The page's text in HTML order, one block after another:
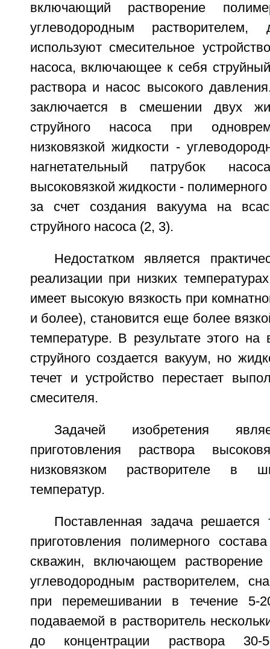
включающий растворение
углеводородным
используют смесительное
насоса, включающее к себя
раствора и насос высокого
заключается в смешении двух
струйного насоса при
низковязкой жидкости -
нагнетательный патрубок
высоковязкой жидкости -
за счет создания вакуума на
струйного насоса (2, 3).
Недостатком является
реализации при низких
имеет высокую вязкость при
и более), становится еще более
температуре. В результате этого
струйного создается вакуум, но
течет и устройство перестает
смесителя.
Задачей изобретения
приготовления раствора
низковязком растворителе в
температур.
Поставленная задача
приготовления полимерного
скважин, включающем
углеводородным растворителем,
при перемешивании в течение 5-
подаваемой в растворитель
до концентрации раствора